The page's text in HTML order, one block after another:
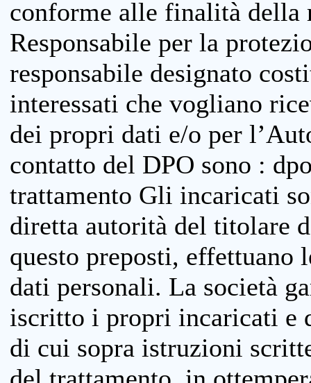
conforme alle finalità della
Responsabile per la
responsabile designato
interessati che vogliano
dei propri dati e/o per
contatto del DPO sono :
trattamento Gli incaricati
diretta autorità del titolare
questo preposti, effettuano
dati personali. La società
iscritto i propri incaricati e
di cui sopra istruzioni